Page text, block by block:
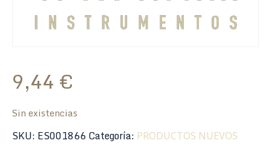
9,44 €
Sin existencias
SKU: ES001866Categoría: PRODUCTOS NUEVOS